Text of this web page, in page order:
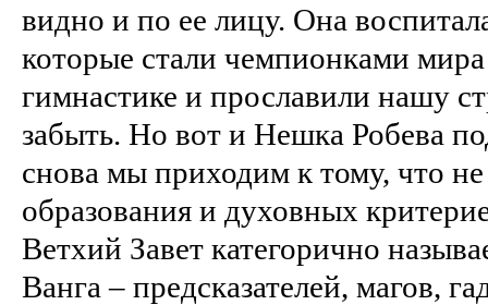
видно и по ее лицу. Она
которые стали чемпионками
гимнастике и прославили нашу
забыть. Но вот и Нешка Робева
снова мы приходим к тому, что не
образования и духовных
Ветхий Завет категорично
Ванга – предсказателей, магов,